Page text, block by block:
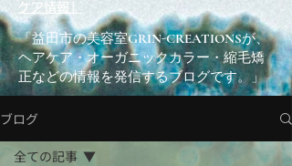
ケア情報」
「益田市の美容室GRIN-CREATIONSが、
ヘアケア・オーガニックカラー・縮毛矯
正などの情報を発信するブログです。」
ブログ
全ての記事